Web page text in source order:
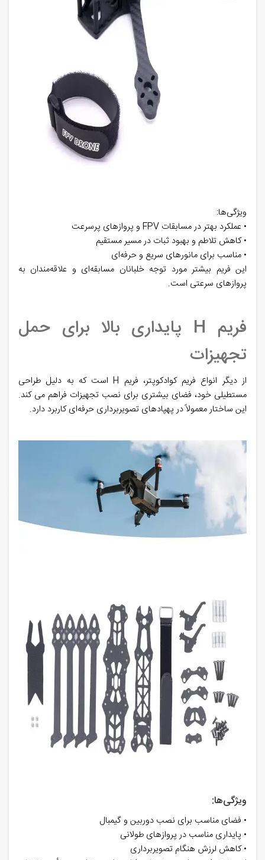
ویژگی‌ها:
• عملکرد بهتر در مسابقات FPV و پروازهای پرسرعت
• کاهش تلاطم و بهبود ثبات در مسیر مستقیم
• مناسب برای مانورهای سریع و حرفه‌ای
این فریم بیشتر مورد توجه خلبانان مسابقه‌ای و علاقه‌مندان به
پروازهای سرعتی است.
فریم H پایداری بالا برای حمل
تجهیزات
از دیگر انواع فریم کوادکوپتر،
فریم H است که به دلیل طراحی
مستطیلی خود، فضای بیشتری برای نصب تجهیزات فراهم می‌ کند.
این ساختار معمولاً در پهپادهای تصویربرداری حرفه‌ای کاربرد دارد.
ویژگی‌ها:
• فضای مناسب برای نصب دوربین و گیمبال
• پایداری مناسب در پروازهای طولانی
• کاهش لرزش هنگام تصویربرداری